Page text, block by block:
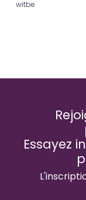
witbe
Essayez